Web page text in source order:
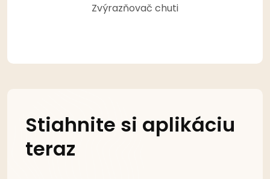
Zvýrazňovač chuti
Stiahnite si aplikáciu
teraz